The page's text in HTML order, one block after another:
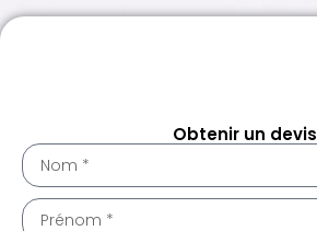
Obtenir un devis